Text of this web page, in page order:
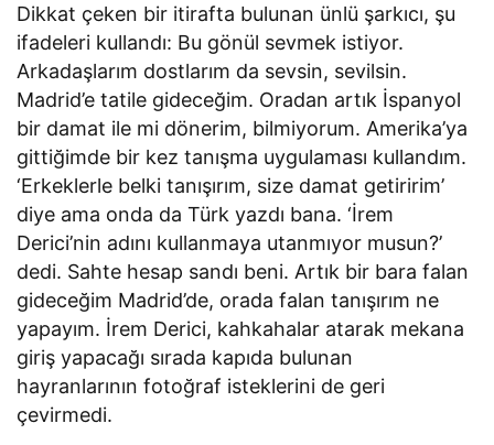
Dikkat çeken bir itirafta bulunan ünlü şarkıcı, şu
ifadeleri kullandı: Bu gönül sevmek istiyor.
Arkadaşlarım dostlarım da sevsin, sevilsin.
Madrid’e tatile gideceğim. Oradan artık İspanyol
bir damat ile mi dönerim, bilmiyorum. Amerika’ya
gittiğimde bir kez tanışma uygulaması kullandım.
‘Erkeklerle belki tanışırım, size damat getiririm’
diye ama onda da Türk yazdı bana. ‘İrem
Derici’nin adını kullanmaya utanmıyor musun?’
dedi. Sahte hesap sandı beni. Artık bir bara falan
gideceğim Madrid’de, orada falan tanışırım ne
yapayım. İrem Derici, kahkahalar atarak mekana
giriş yapacağı sırada kapıda bulunan
hayranlarının fotoğraf isteklerini de geri
çevirmedi.